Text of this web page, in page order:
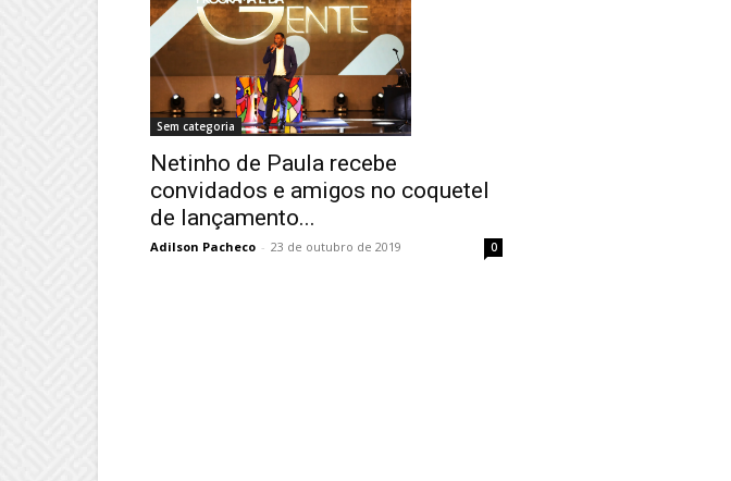
Sem categoria
Netinho de Paula recebe
convidados e amigos no coquetel
de lançamento...
Adilson Pacheco - 23 de outubro de 2019 0